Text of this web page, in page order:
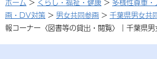
画・DV対策 > 男女共同参画 > 千葉県男女共
報コーナー〈図書等の貸出・閲覧〉｜千葉県